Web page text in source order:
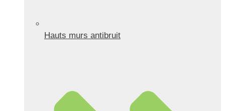
Hauts murs antibruit